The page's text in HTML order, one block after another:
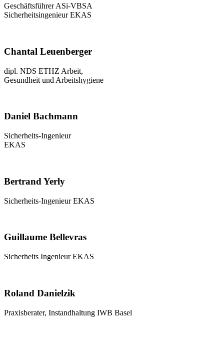
Geschäftsführer ASi-VBSA
Sicherheitsingenieur EKAS
Chantal Leuenberger
dipl. NDS ETHZ Arbeit,
Gesundheit und Arbeitshygiene
Daniel Bachmann
Sicherheits-Ingenieur
EKAS
Bertrand Yerly
Sicherheits-Ingenieur EKAS
Guillaume Bellevras
Sicherheits Ingenieur EKAS
Roland Danielzik
Praxisberater, Instandhaltung IWB Basel